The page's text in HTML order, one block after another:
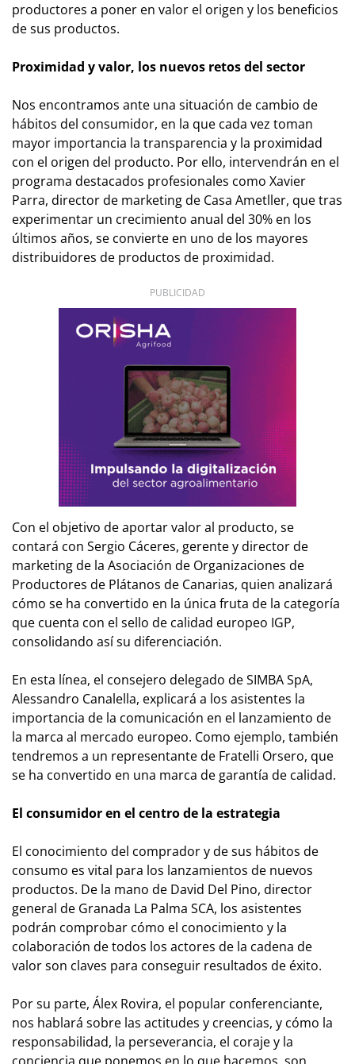
productores a poner en valor el origen y los beneficios
de sus productos.
Proximidad y valor, los nuevos retos del sector
Nos encontramos ante una situación de cambio de
hábitos del consumidor, en la que cada vez toman
mayor importancia la transparencia y la proximidad
con el origen del producto. Por ello, intervendrán en el
programa destacados profesionales como Xavier
Parra, director de marketing de Casa Ametller, que tras
experimentar un crecimiento anual del 30% en los
últimos años, se convierte en uno de los mayores
distribuidores de productos de proximidad.
PUBLICIDAD
Con el objetivo de aportar valor al producto, se
contará con Sergio Cáceres, gerente y director de
marketing de la Asociación de Organizaciones de
Productores de Plátanos de Canarias, quien analizará
cómo se ha convertido en la única fruta de la categoría
que cuenta con el sello de calidad europeo IGP,
consolidando así su diferenciación.
En esta línea, el consejero delegado de SIMBA SpA,
Alessandro Canalella, explicará a los asistentes la
importancia de la comunicación en el lanzamiento de
la marca al mercado europeo. Como ejemplo, también
tendremos a un representante de Fratelli Orsero, que
se ha convertido en una marca de garantía de calidad.
El consumidor en el centro de la estrategia
El conocimiento del comprador y de sus hábitos de
consumo es vital para los lanzamientos de nuevos
productos. De la mano de David Del Pino, director
general de Granada La Palma SCA, los asistentes
podrán comprobar cómo el conocimiento y la
colaboración de todos los actores de la cadena de
valor son claves para conseguir resultados de éxito.
Por su parte, Álex Rovira, el popular conferenciante,
nos hablará sobre las actitudes y creencias, y cómo la
responsabilidad, la perseverancia, el coraje y la